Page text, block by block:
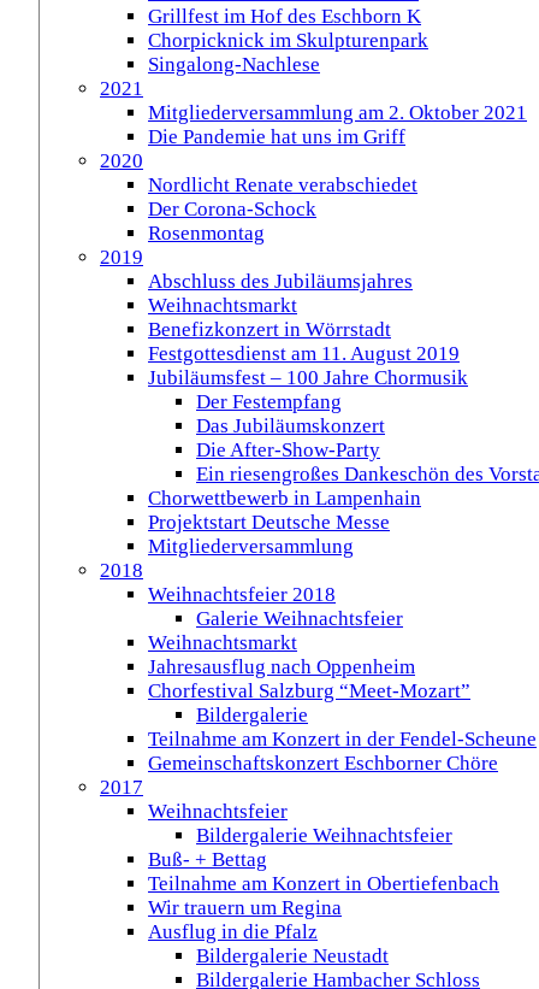
Grillfest im Hof des Eschborn K
Chorpicknick im Skulpturenpark
Singalong-Nachlese
2021
Mitgliederversammlung am 2. Oktober 2021
Die Pandemie hat uns im Griff
2020
Nordlicht Renate verabschiedet
Der Corona-Schock
Rosenmontag
2019
Abschluss des Jubiläumsjahres
Weihnachtsmarkt
Benefizkonzert in Wörrstadt
Festgottesdienst am 11. August 2019
Jubiläumsfest – 100 Jahre Chormusik
Der Festempfang
Das Jubiläumskonzert
Die After-Show-Party
Ein riesengroßes Dankeschön des
Chorwettbewerb in Lampenhain
Projektstart Deutsche Messe
Mitgliederversammlung
2018
Weihnachtsfeier 2018
Galerie Weihnachtsfeier
Weihnachtsmarkt
Jahresausflug nach Oppenheim
Chorfestival Salzburg “Meet-Mozart”
Bildergalerie
Teilnahme am Konzert in der Fendel-Scheune
Gemeinschaftskonzert Eschborner Chöre
2017
Weihnachtsfeier
Bildergalerie Weihnachtsfeier
Buß- + Bettag
Teilnahme am Konzert in Obertiefenbach
Wir trauern um Regina
Ausflug in die Pfalz
Bildergalerie Neustadt
Bildergalerie Hambacher Schloss